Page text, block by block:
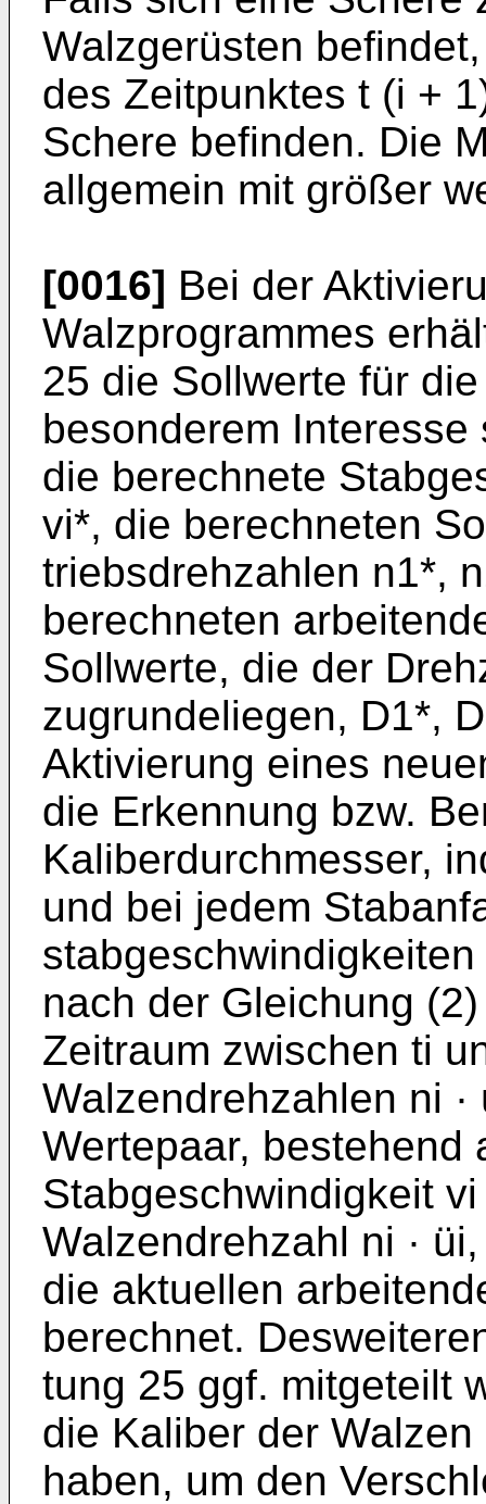
Walzgerüsten
des Zeitpunktes t (i +
Schere befinden. Die
allgemein mit größer
[0016] Bei der
Walzprogrammes
25 die Sollwerte für
besonderem
die berechnete
vi*, die berechneten
triebsdrehzahlen n1*,
berechneten
Sollwerte, die der
zugrundeliegen, D1*,
Aktivierung eines
die Erkennung bzw.
Kaliber­durchmesser,
und bei jedem
nach der Gleichung
Zeitraum zwischen ti
Walzendrehzahlen ni
Wertepaar, bestehend
Stabgeschwindigkeit
Walzendrehzahl ni ·
die aktuellen
berechnet.
tung 25 ggf. mitgeteilt
die Ka­liber der
haben, um den